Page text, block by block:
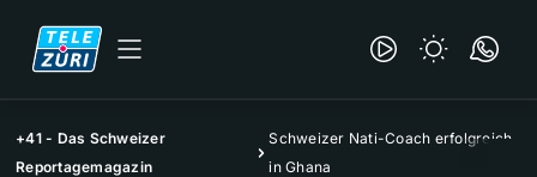
+41 - Das Schweizer
Reportagemagazin
Schweizer Nati-Coach erfolgreich
in Ghana